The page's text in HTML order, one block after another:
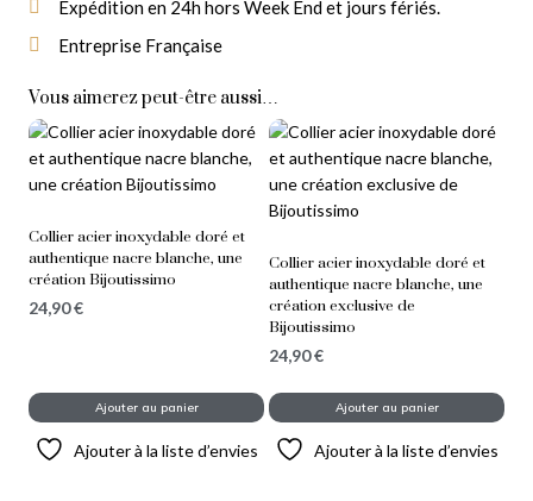
Expédition en 24h hors Week End et jours fériés.
Entreprise Française
Vous aimerez peut-être aussi…
Collier acier inoxydable doré et
authentique nacre blanche, une
création Bijoutissimo
24,90€
Ajouter au panier
Ajouter à la liste d’envies
Collier acier inoxydable doré et
authentique nacre blanche, une
création exclusive de
Bijoutissimo
24,90€
Ajouter au panier
Ajouter à la liste d’envies